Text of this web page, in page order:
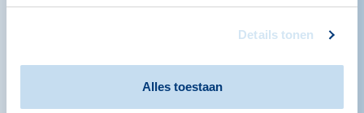
Details tonen
Alles toestaan